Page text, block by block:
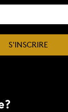
S'INSCRIRE